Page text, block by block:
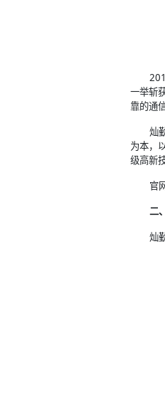
一举斩
靠的通
灿
为本，
级高新
官
二
灿